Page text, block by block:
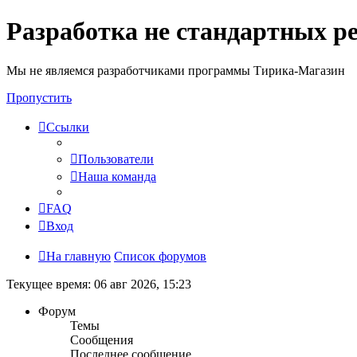
Разработка не стандартных
Мы не являемся разработчиками программы Тирика-Магазин
Пропустить
Ссылки
Пользователи
Наша команда
FAQ
Вход
На главную Список форумов
Текущее время: 06 авг 2026, 15:23
Форум
Темы
Сообщения
Последнее сообщение